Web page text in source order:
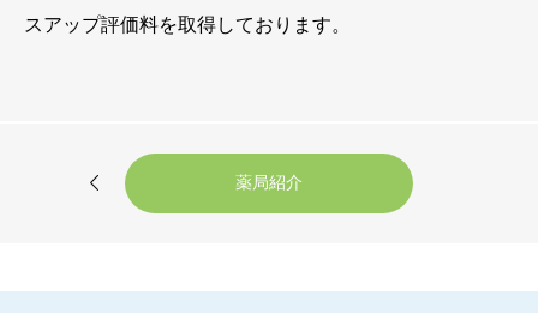
スアップ評価料を取得しております。
 薬局紹介